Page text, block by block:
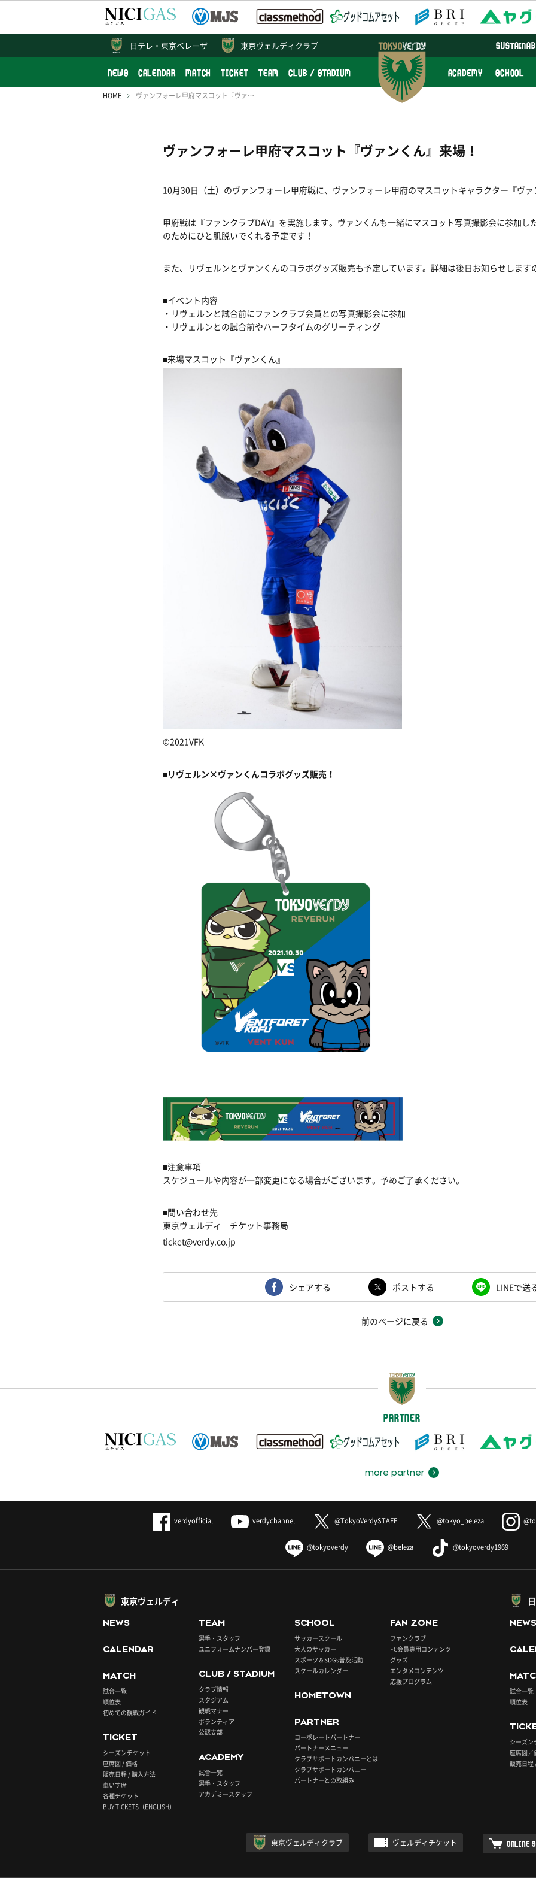
東京ヴェルディクラブ
NEWS CALENDAR MATCH TICKET TEAM CLUB / STADIUM ACADEMY SCHOOL
日テレ・ 東京ベレーザ
HOME ヴァンフォーレ甲府マスコット『ヴァンくん』来場！
ヴァンフォーレ甲府マスコット『ヴァンくん』来場！
10月30日（土）のヴァンフォーレ甲府戦に、ヴァンフォーレ甲府のマスコットキャラクター『ヴ
甲府戦は『ファンクラブDAY』を実施します。ヴァンくんも一緒にマスコット写真撮影会に参加し
のためにひと肌脱いでくれる予定です！
また、リヴェルンとヴァンくんのコラボグッズ販売も予定しています。詳細は後日お知らせします
■イベント内容
・リヴェルンと試合前にファンクラブ会員との写真撮影会に参加
・リヴェルンとの試合前やハーフタイムのグリーティング
■来場マスコット『ヴァンくん』
©2021VFK
■リヴェルン×ヴァンくんコラボグッズ販売！
■注意事項
スケジュールや内容が一部変更になる場合がございます。予めご了承ください。
■問い合わせ先
東京ヴェルディ チケット事務局
ticket@verdy.co.jp
シェアする ポストする LINEで送
前のページに戻る
PARTNER
more partner
verdyofficial verdychannel @TokyoVerdySTAFF @tokyo_beleza
@tokyoverdy @beleza @tokyoverdy1969
東京ヴェルディ
NEWS
CALENDAR
MATCH
試合一覧
順位表
初めての観戦ガイド
TICKET
シーズンチケット
座席図 / 価格
販売日程 / 購入方法
車いす席
各種チケット
BUY TICKETS（ENGLISH）
TEAM
選手・スタッフ
ユニフォームナンバー登録
CLUB / STADIUM
クラブ情報
スタジアム
観戦マナー
ボランティア
公認支部
ACADEMY
試合一覧
選手・スタッフ
アカデミースタッフ
SCHOOL
サッカースクール
大人のサッカー
スポーツ＆SDGs普及活動
スクールカレンダー
HOMETOWN
PARTNER
コーポレートパートナー
パートナーメニュー
クラブサポートカンパニーとは
クラブサポートカンパニー
パートナーとの取組み
FAN ZONE
ファンクラブ
FC会員専用コンテンツ
グッズ
エンタメコンテンツ
応援プログラム
NEWS
試合一覧
順位表
シーズン
座席図／
販売日程
東京ヴェルディクラブ ヴェルディチケット ONLINE